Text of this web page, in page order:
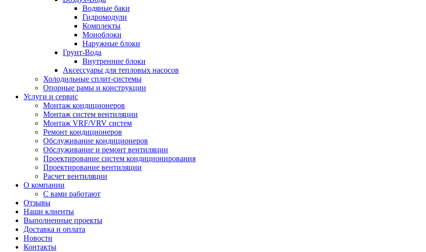
Водяные баки
Гидромодули
Комплекты
Моноблоки
Наружные блоки
Грунт-Вода
Внутренние блоки
Аксессуары для тепловых насосов
Холодильные сплит-системы
Опорные рамы и конструкции
Услуги и сервис
Монтаж кондиционеров
Монтаж систем вентиляции
Монтаж VRF/VRV систем
Ремонт кондиционеров
Обслуживание кондиционеров
Обслуживание и ремонт вентиляции
Проектирование систем кондиционирования
Проектирование вентиляции
Расчет вентиляции
О компании
С вами работают
Отзывы
Наши клиенты
Выполненные проекты
Доставка и оплата
Новости
Контакты